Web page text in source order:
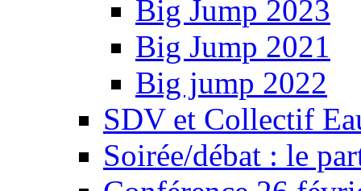
Big Jump 2023
Big Jump 2021
Big jump 2022
SDV et Collectif
Soirée/débat : le